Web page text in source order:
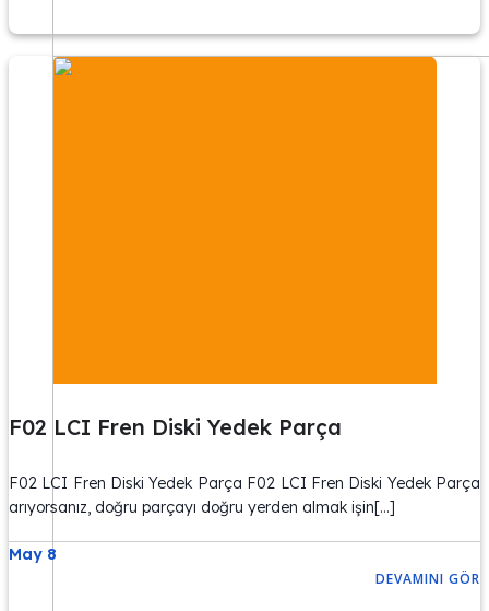
F02 LCI Fren Diski Yedek Parça
F02 LCI Fren Diski Yedek Parça F02 LCI Fren Diski Yedek Parça
arıyorsanız, doğru parçayı doğru yerden almak işin[…]
May 8
DEVAMINI GÖR